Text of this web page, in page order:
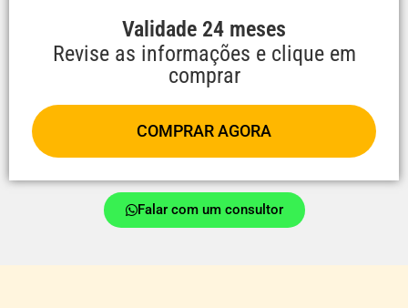
Validade 24 meses
Revise as informações e clique em
comprar
COMPRAR AGORA
Falar com um consultor